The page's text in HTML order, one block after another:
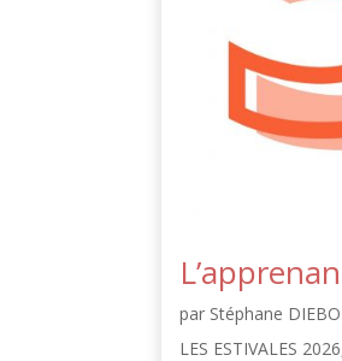
par Stéphane
LES ESTIVALES